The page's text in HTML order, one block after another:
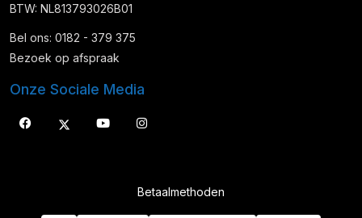
BTW: NL813793026B01
Bel ons: 0182 - 379 375
Bezoek op afspraak
Onze Sociale Media
Betaalmethoden